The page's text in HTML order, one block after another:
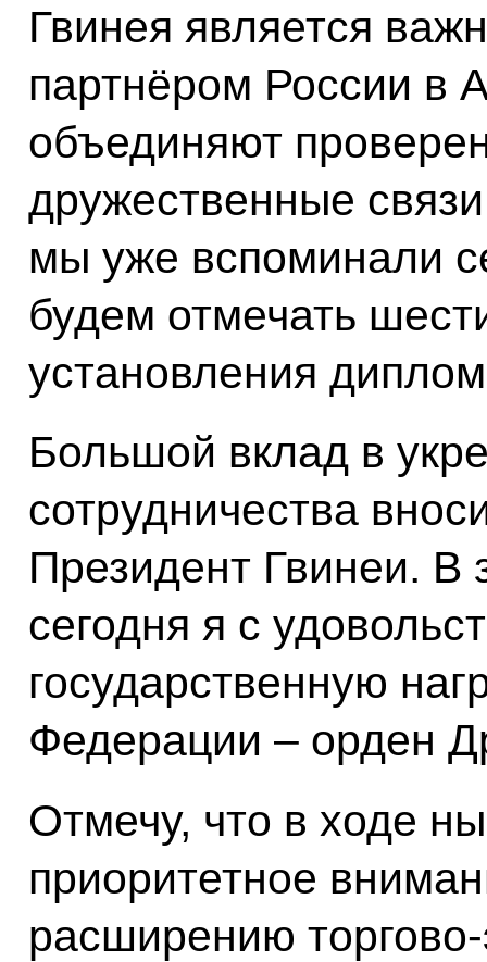
Гвинея является
партнёром России в
объединяют
дружественные
мы уже вспоминали
будем отмечать
установления
Большой вклад в
сотрудничества
Президент Гвинеи. В
сегодня я с
государственную
Федерации – орден
Отмечу, что в ходе
приоритетное
расширению